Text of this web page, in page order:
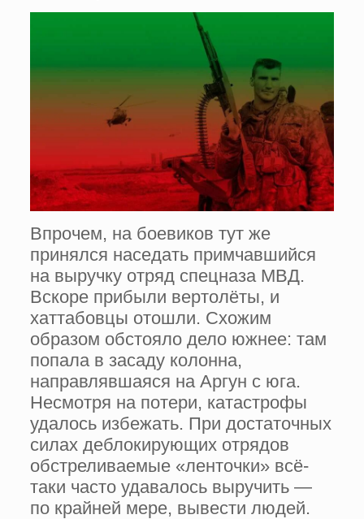
Впрочем, на боевиков тут же
принялся наседать примчавшийся
на выручку отряд спецназа МВД.
Вскоре прибыли вертолёты, и
хаттабовцы отошли. Схожим
образом обстояло дело южнее: там
попала в засаду колонна,
направлявшаяся на Аргун с юга.
Несмотря на потери, катастрофы
удалось избежать. При достаточных
силах деблокирующих отрядов
обстреливаемые «ленточки» всё-
таки часто удавалось выручить —
по крайней мере, вывести людей.